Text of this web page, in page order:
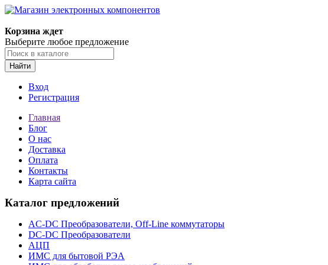
Корзина ждет
Выберите любое предложение
Найти
Вход
Регистрация
Главная
Блог
О нас
Доставка
Оплата
Контакты
Карта сайта
Каталог предложений
AC-DC Преобразователи, Off-Line коммутаторы
DC-DC Преобразователи
АЦП
ИМС для бытовой РЭА